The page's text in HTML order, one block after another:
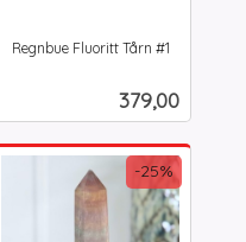
Regnbue Fluoritt Tårn #1
Pris
379,00
-25%